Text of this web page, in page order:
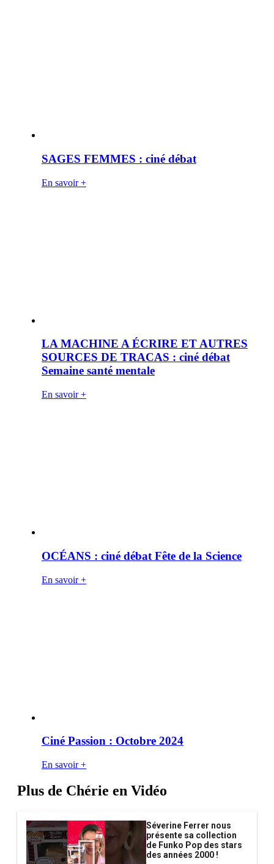
SAGES FEMMES : ciné débat
En savoir +
LA MACHINE A ÉCRIRE ET AUTRES
SOURCES DE TRACAS : ciné débat
Semaine santé mentale
En savoir +
OCÉANS : ciné débat Fête de la Science
En savoir +
Ciné Passion : Octobre 2024
En savoir +
Plus de Chérie en Vidéo
Séverine Ferrer nous
présente sa collection
de Funko Pop des stars
des années 2000 !